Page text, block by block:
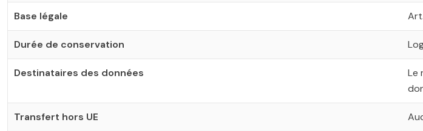
Base légale
Durée de conservation
Destinataires des données
Le
Transfert hors UE